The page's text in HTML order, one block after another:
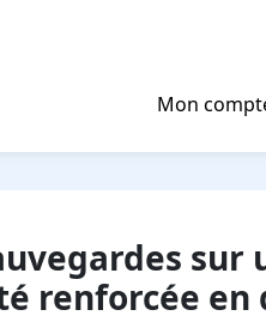
Mon
sur
renforcée en